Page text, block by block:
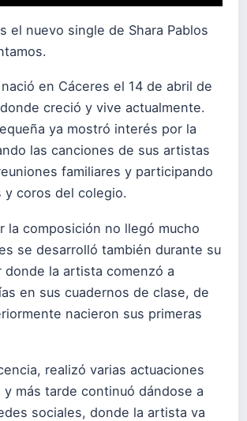
el nuevo single de Shara Pablos
en Cáceres el 14 de abril de
creció y vive actualmente.
ya mostró interés por la
las canciones de sus artistas
familiares y participando
y coros del colegio.
la composición no llegó mucho
se desarrolló también durante su
donde la artista comenzó a
en sus cuadernos de clase, de
nacieron sus primeras
realizó varias actuaciones
y más tarde continuó dándose a
sociales, donde la artista va